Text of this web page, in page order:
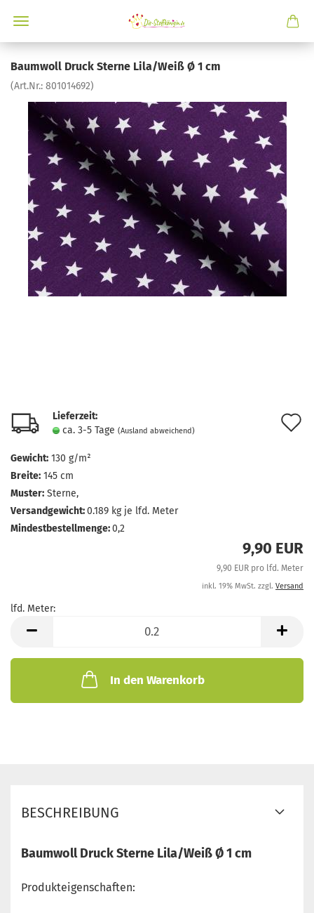
Baumwoll Druck Sterne Lila/Weiß Ø 1 cm
(Art.Nr.: 801014692)
Lieferzeit:
ca. 3-5 Tage (Ausland abweichend)
Gewicht: 130 g/m²
Breite: 145 cm
Muster: Sterne,
Versandgewicht:0.189 kg je lfd. Meter
Mindestbestellmenge:0,2
9,90 EUR
9,90 EUR pro lfd. Meter
inkl. 19% MwSt. zzgl. Versand
lfd. Meter:
Meter
In den Warenkorb
BESCHREIBUNG
Baumwoll Druck Sterne Lila/Weiß Ø 1 cm
Produkteigenschaften: